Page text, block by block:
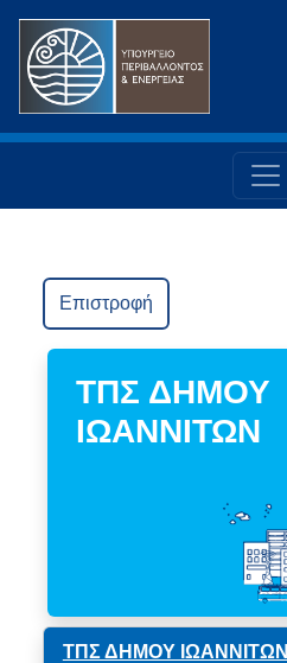
Επιστροφή
ΤΠΣ ΔΗΜΟΥ
ΙΩΑΝΝΙΤΩΝ
ΤΠΣ ΔΗΜΟΥ ΙΩΑΝΝΙΤΩΝ